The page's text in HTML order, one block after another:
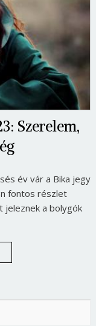
Szerelem,
év vár a Bika jegy
fontos részlet
jeleznek a bolygók